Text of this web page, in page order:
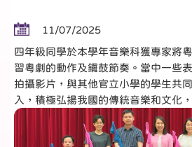
11/07/2025
四年級同學於本學年音樂科獲專家將
習粵劇的動作及鑼鼓節奏。當中一些
拍攝影片，與其他官立小學的學生共
入，積極弘揚我國的傳統音樂和文化